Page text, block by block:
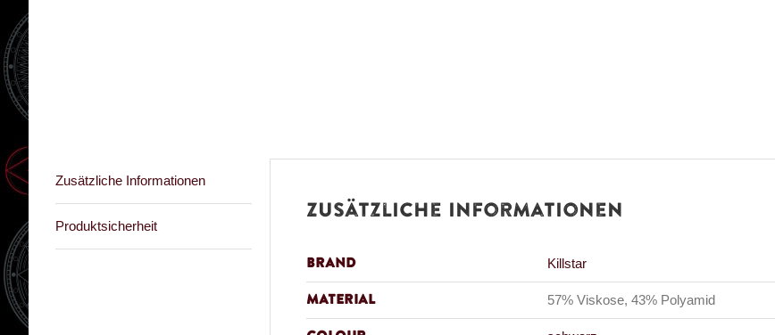
Zusätzliche Informationen
Produktsicherheit
Zusätzliche Informationen
Brand Killstar
Material 57% Viskose, 43% Polyamid